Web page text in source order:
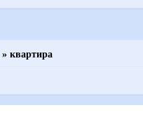
»квартира